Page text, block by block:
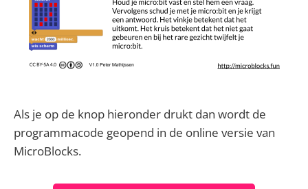
Als je op de knop hieronder drukt dan wordt de
programmacode geopend in de online versie van
MicroBlocks.